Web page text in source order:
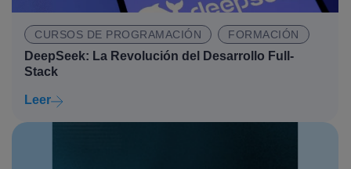
CURSOS DE PROGRAMACIÓN FORMACIÓN
DeepSeek: La Revolución del Desarrollo Full-
Stack
Leer